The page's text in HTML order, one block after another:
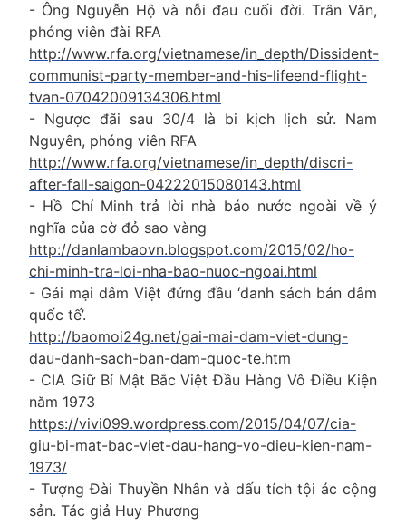
- Ông Nguyễn Hộ và nỗi đau cuối đời. Trân Văn,
phóng viên đài RFA
http://www.rfa.org/vietnamese/in_depth/Dissident-
communist-party-member-and-his-lifeend-flight-
tvan-07042009134306.html
- Ngược đãi sau 30/4 là bi kịch lịch sử. Nam
Nguyên, phóng viên RFA
http://www.rfa.org/vietnamese/in_depth/discri-
after-fall-saigon-04222015080143.html
- Hồ Chí Minh trả lời nhà báo nước ngoài về ý
nghĩa của cờ đỏ sao vàng
http://danlambaovn.blogspot.com/2015/02/ho-
chi-minh-tra-loi-nha-bao-nuoc-ngoai.html
- Gái mại dâm Việt đứng đầu ‘danh sách bán dâm
quốc tế’.
http://baomoi24g.net/gai-mai-dam-viet-dung-
dau-danh-sach-ban-dam-quoc-te.htm
- CIA Giữ Bí Mật Bắc Việt Đầu Hàng Vô Điều Kiện
năm 1973
https://vivi099.wordpress.com/2015/04/07/cia-
giu-bi-mat-bac-viet-dau-hang-vo-dieu-kien-nam-
1973/
- Tượng Đài Thuyền Nhân và dấu tích tội ác cộng
sản. Tác giả Huy Phương